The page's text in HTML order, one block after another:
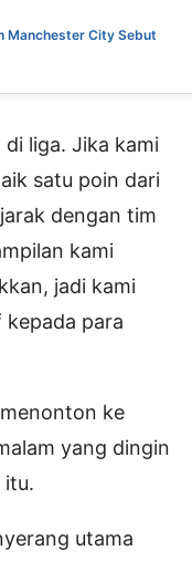
Manchester City Sebut
di liga. Jika kami
satu poin dari
dengan tim
kami
jadi kami
para
ke
yang dingin
itu.
utama